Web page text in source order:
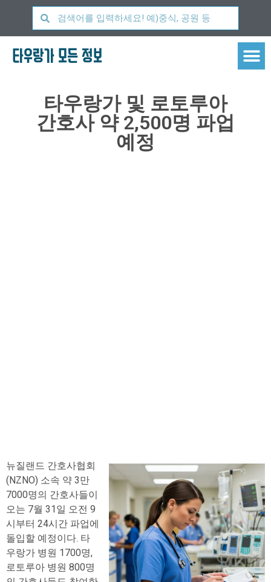
타우랑가 모든 정보
타우랑가 및 로토루아
간호사 약 2,500명 파업
예정
뉴질랜드 간호사협회
(NZNO) 소속 약 3만
7000명의 간호사들이
오는 7월 31일 오전 9
시부터 24시간 파업에
돌입할 예정이다. 타
우랑가 병원 1700명,
로토루아 병원 800명